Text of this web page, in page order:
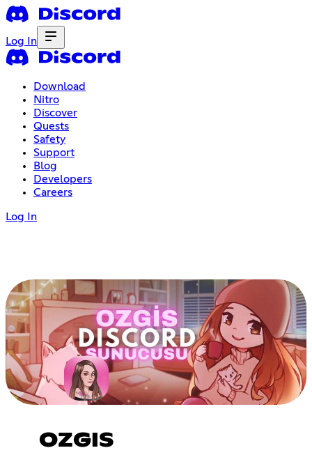
Log In
Download
Nitro
Discover
Quests
Safety
Support
Blog
Developers
Careers
Log In
OZGIS